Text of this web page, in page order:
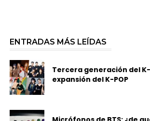
ENTRADAS MÁS LEÍDAS
Tercera generación del K-
expansión del K-POP